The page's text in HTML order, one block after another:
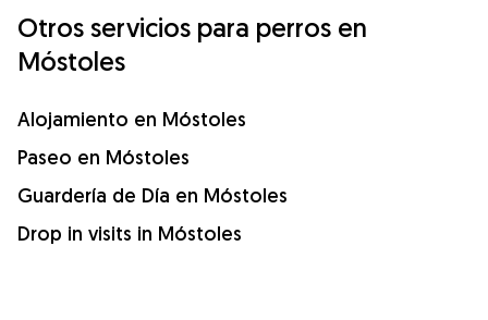
Otros servicios para perros en
Móstoles
Alojamiento en Móstoles
Paseo en Móstoles
Guardería de Día en Móstoles
Drop in visits in Móstoles